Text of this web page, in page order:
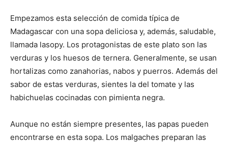
Empezamos esta selección de comida típica de
Madagascar con una sopa deliciosa y, además, saludable,
llamada lasopy. Los protagonistas de este plato son las
verduras y los huesos de ternera. Generalmente, se usan
hortalizas como zanahorias, nabos y puerros. Además del
sabor de estas verduras, sientes la del tomate y las
habichuelas cocinadas con pimienta negra.
Aunque no están siempre presentes, las papas pueden
encontrarse en esta sopa. Los malgaches preparan las